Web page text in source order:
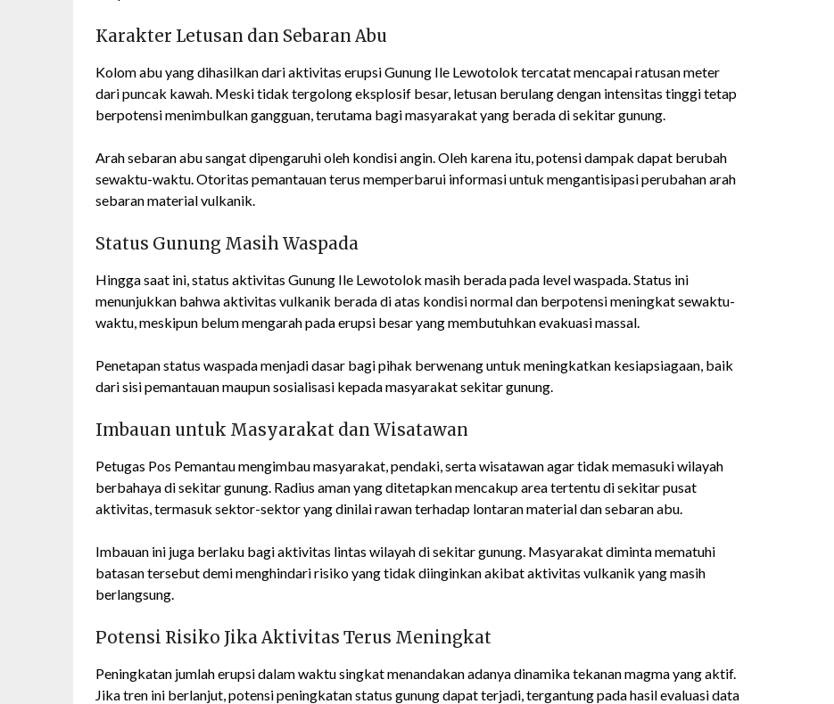
Karakter Letusan dan Sebaran Abu
Kolom abu yang dihasilkan dari aktivitas erupsi Gunung Ile Lewotolok tercatat mencapai ratusan meter
dari puncak kawah. Meski tidak tergolong eksplosif besar, letusan berulang dengan intensitas tinggi tetap
berpotensi menimbulkan gangguan, terutama bagi masyarakat yang berada di sekitar gunung.
Arah sebaran abu sangat dipengaruhi oleh kondisi angin. Oleh karena itu, potensi dampak dapat berubah
sewaktu-waktu. Otoritas pemantauan terus memperbarui informasi untuk mengantisipasi perubahan arah
sebaran material vulkanik.
Status Gunung Masih Waspada
Hingga saat ini, status aktivitas Gunung Ile Lewotolok masih berada pada level waspada. Status ini
menunjukkan bahwa aktivitas vulkanik berada di atas kondisi normal dan berpotensi meningkat sewaktu-
waktu, meskipun belum mengarah pada erupsi besar yang membutuhkan evakuasi massal.
Penetapan status waspada menjadi dasar bagi pihak berwenang untuk meningkatkan kesiapsiagaan, baik
dari sisi pemantauan maupun sosialisasi kepada masyarakat sekitar gunung.
Imbauan untuk Masyarakat dan Wisatawan
Petugas Pos Pemantau mengimbau masyarakat, pendaki, serta wisatawan agar tidak memasuki wilayah
berbahaya di sekitar gunung. Radius aman yang ditetapkan mencakup area tertentu di sekitar pusat
aktivitas, termasuk sektor-sektor yang dinilai rawan terhadap lontaran material dan sebaran abu.
Imbauan ini juga berlaku bagi aktivitas lintas wilayah di sekitar gunung. Masyarakat diminta mematuhi
batasan tersebut demi menghindari risiko yang tidak diinginkan akibat aktivitas vulkanik yang masih
berlangsung.
Potensi Risiko Jika Aktivitas Terus Meningkat
Peningkatan jumlah erupsi dalam waktu singkat menandakan adanya dinamika tekanan magma yang aktif.
Jika tren ini berlanjut, potensi peningkatan status gunung dapat terjadi, tergantung pada hasil evaluasi data